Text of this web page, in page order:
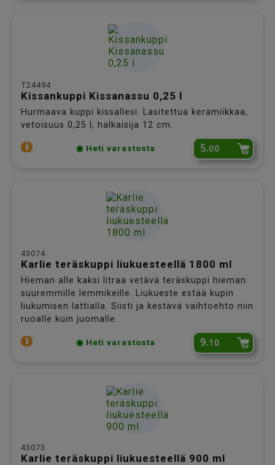
T24494
Kissankuppi Kissanassu 0,25 l
Hurmaava kuppi kissallesi. Lasitettua keramiikkaa,
vetoisuus 0,25 l, halkaisija 12 cm.
◉ Heti varastosta 5.00
43074
Karlie teräskuppi liukuesteellä 1800 ml
Hieman alle kaksi litraa vetävä teräskuppi hieman
suuremmille lemmikeille. Liukueste estää kupin
liukumisen lattialla. Siisti ja kestävä vaihtoehto niin
ruoalle kuin juomalle.
◉ Heti varastosta 9.10
43073
Karlie teräskuppi liukuesteellä 900 ml